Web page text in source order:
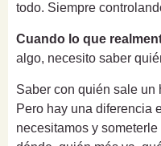
todo. Siempre
Cuando lo que
algo, necesito saber
Saber con quién sale un
Pero hay una diferencia
necesitamos y